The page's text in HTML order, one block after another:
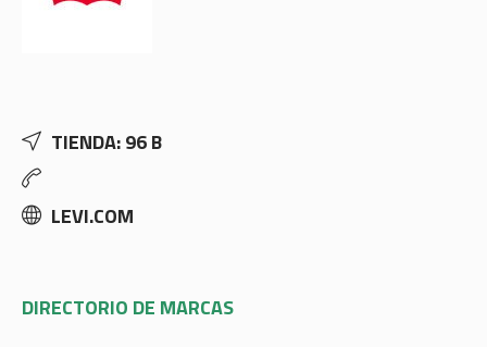
TIENDA: 96 B
LEVI.COM
DIRECTORIO DE MARCAS